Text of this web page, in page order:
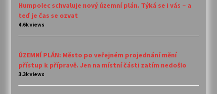
Humpolec schvaluje nový územní plán. Týká se i vás – a
teď je čas se ozvat
4.6k views
ÚZEMNÍ PLÁN: Město po veřejném projednání mění
přístup k přípravě. Jen na místní části zatím nedošlo
3.3k views